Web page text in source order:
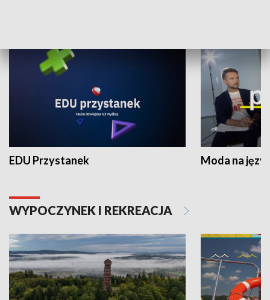
EDU Przystanek Moda na
WYPOCZYNEK I REKREACJA